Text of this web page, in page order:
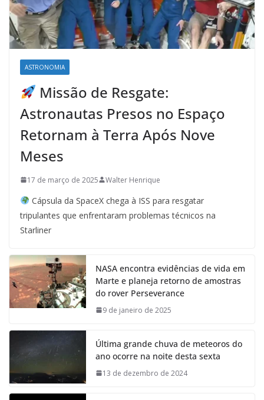
ASTRONOMIA
Missão de Resgate:
Astronautas Presos no Espaço
Retornam à Terra Após Nove
Meses
17 de março de 2025 Walter Henrique
Cápsula da SpaceX chega à ISS para resgatar
tripulantes que enfrentaram problemas técnicos na
Starliner
NASA encontra evidências de vida em
Marte e planeja retorno de amostras
do rover Perseverance
9 de janeiro de 2025
Última grande chuva de meteoros do
ano ocorre na noite desta sexta
13 de dezembro de 2024